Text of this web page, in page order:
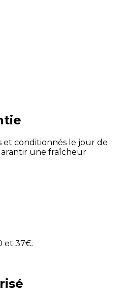
et conditionnés le jour de
une fraîcheur
et 37€.